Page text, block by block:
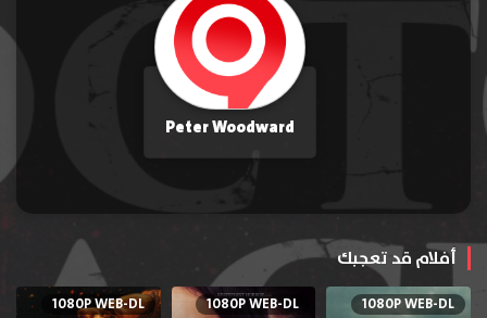
Peter Woodward
أفلام قد تعجبك
1080P WEB-DL
1080P WEB-DL
1080P WEB-DL